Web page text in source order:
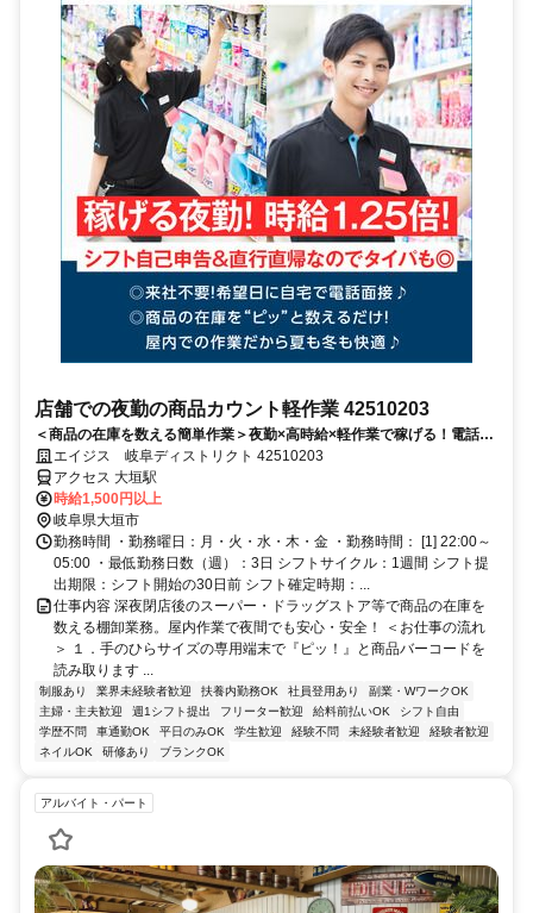
店舗での夜勤の商品カウント軽作業 42510203
＜商品の在庫を数える簡単作業＞夜勤×高時給×軽作業で稼げる！電話面
接で来社＆履歴書不要！
エイジス 岐阜ディストリクト 42510203
アクセス 大垣駅
時給1,500円以上
岐阜県大垣市
勤務時間 ・勤務曜日：月・火・水・木・金 ・勤務時間： [1] 22:00～
05:00 ・最低勤務日数（週）：3日 シフトサイクル：1週間 シフト提
出期限：シフト開始の30日前 シフト確定時期：...
仕事内容 深夜閉店後のスーパー・ドラッグストア等で商品の在庫を
数える棚卸業務。屋内作業で夜間でも安心・安全！ ＜お仕事の流れ
＞ １．手のひらサイズの専用端末で『ピッ！』と商品バーコードを
読み取ります ...
制服あり 業界未経験者歓迎 扶養内勤務OK 社員登用あり
副業・WワークOK
主婦・主夫歓迎
週1シフト提出 フリーター歓迎 給料前払いOK
シフト自由
学歴不問
車通勤OK 平日のみOK 学生歓迎 経験不問 未経験者歓迎
経験者歓迎
ネイルOK
研修あり ブランクOK
アルバイト・パート